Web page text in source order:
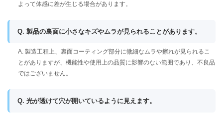
よって体感に差が生じる場合があります。
Q. 製品の裏面に小さなキズやムラが見られることがあります。
A. 製造工程上、裏面コーティング部分に微細なムラや擦れが見られるこ
とがありますが、機能性や使用上の品質に影響のない範囲であり、不良品
ではございません。
Q. 光が透けて穴が開いているように見えます。